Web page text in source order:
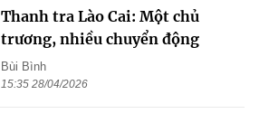
Thanh tra Lào Cai: Một chủ
trương, nhiều chuyển động
Bùi Bình
15:35 28/04/2026